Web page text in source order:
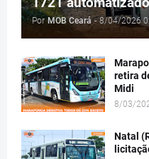
Por MOB Ceará - 8/04/2026
retira
Midi
8/03/
Natal